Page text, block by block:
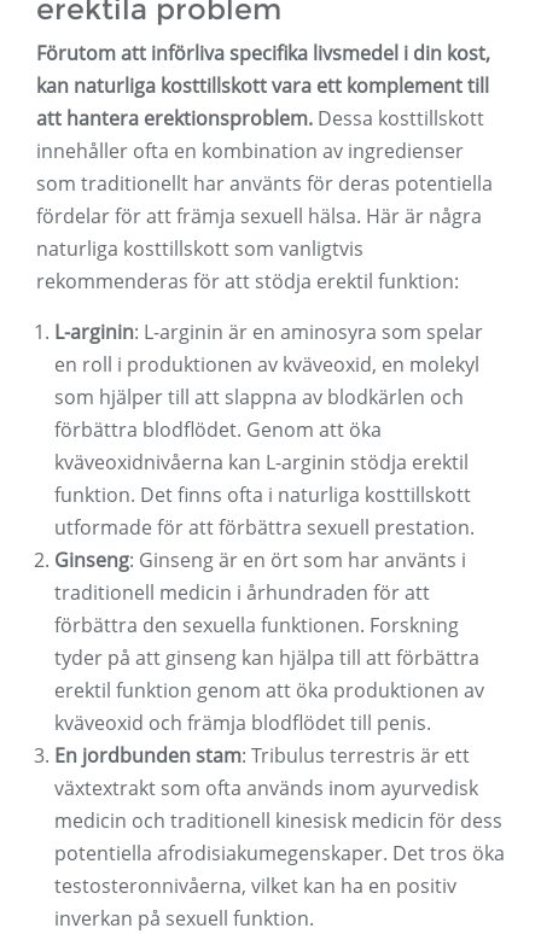
erektila problem
Förutom att införliva specifika livsmedel i din kost,
kan naturliga kosttillskott vara ett komplement till
att hantera erektionsproblem. Dessa kosttillskott
innehåller ofta en kombination av ingredienser
som traditionellt har använts för deras potentiella
fördelar för att främja sexuell hälsa. Här är några
naturliga kosttillskott som vanligtvis
rekommenderas för att stödja erektil funktion:
L-arginin: L-arginin är en aminosyra som spelar
en roll i produktionen av kväveoxid, en molekyl
som hjälper till att slappna av blodkärlen och
förbättra blodflödet. Genom att öka
kväveoxidnivåerna kan L-arginin stödja erektil
funktion. Det finns ofta i naturliga kosttillskott
utformade för att förbättra sexuell prestation.
Ginseng: Ginseng är en ört som har använts i
traditionell medicin i århundraden för att
förbättra den sexuella funktionen. Forskning
tyder på att ginseng kan hjälpa till att förbättra
erektil funktion genom att öka produktionen av
kväveoxid och främja blodflödet till penis.
En jordbunden stam: Tribulus terrestris är ett
växtextrakt som ofta används inom ayurvedisk
medicin och traditionell kinesisk medicin för dess
potentiella afrodisiakumegenskaper. Det tros öka
testosteronnivåerna, vilket kan ha en positiv
inverkan på sexuell funktion.